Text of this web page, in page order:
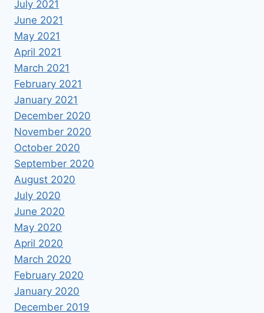
July 2021
June 2021
May 2021
April 2021
March 2021
February 2021
January 2021
December 2020
November 2020
October 2020
September 2020
August 2020
July 2020
June 2020
May 2020
April 2020
March 2020
February 2020
January 2020
December 2019